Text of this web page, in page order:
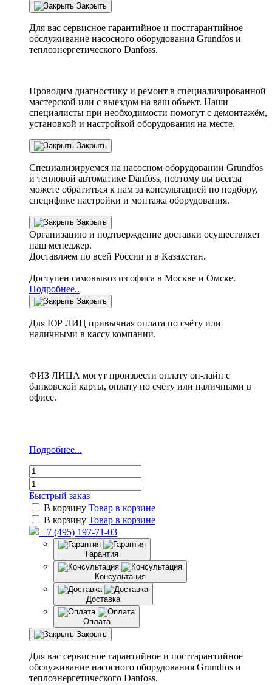
Закрыть
Для вас сервисное гарантийное и постгарантийное
обслуживание насосного оборудования Grundfos и
теплоэнергетического Danfoss.
Проводим диагностику и ремонт в специализированной
мастерской или с выездом на ваш объект. Наши
специалисты при необходимости помогут с демонтажём,
установкой и настройкой оборудования на месте.
Закрыть
Специализируемся на насосном оборудовании Grundfos
и тепловой автоматике Danfoss, поэтому вы всегда
можете обратиться к нам за консультацией по подбору,
специфике настройки и монтажа оборудования.
Закрыть
Организацию и подтверждение доставки осуществляет
наш менеджер.
Доставляем по всей России и в Казахстан.
Доступен самовывоз из офиса в Москве и Омске.
Подробнее..
Закрыть
Для ЮР ЛИЦ привычная оплата по счёту или
наличными в кассу компании.
ФИЗ ЛИЦА могут произвести оплату он-лайн с
банковской карты, оплату по счёту или наличными в
офисе.
Подробнее...
Быстрый заказ
В корзину Товар в корзине
В корзину Товар в корзине
+7 (495) 197-71-03
Гарантия
Консультация
Доставка
Оплата
Закрыть
Для вас сервисное гарантийное и постгарантийное
обслуживание насосного оборудования Grundfos и
теплоэнергетического Danfoss.